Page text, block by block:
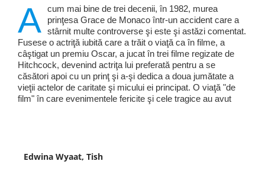
A cum mai bine de trei decenii, în 1982, murea
prinţesa Grace de Monaco într-un accident care a
stârnit multe controverse şi este şi astăzi comentat.
Fusese o actriţă iubită care a trăit o viaţă ca în filme, a
câştigat un premiu Oscar, a jucat în trei filme regizate de
Hitchcock, devenind actriţa lui preferată pentru a se
căsători apoi cu un prinţ şi a-şi dedica a doua jumătate a
vieţii actelor de caritate şi micului ei principat. O viaţă "de
film" în care evenimentele fericite şi cele tragice au avut
Edwina Wyaat, Tish